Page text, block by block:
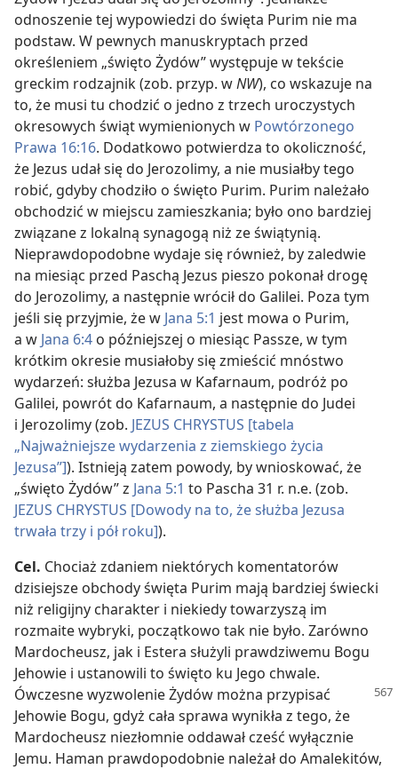
odnoszenie tej wypowiedzi do święta Purim nie ma
podstaw. W pewnych manuskryptach przed
określeniem „święto Żydów” występuje w tekście
greckim rodzajnik (zob. przyp. wNW), co wskazuje na
to, że musi tu chodzić o jedno z trzech uroczystych
okresowych świąt wymienionych w Powtórzonego
Prawa 16:16. Dodatkowo potwierdza to okoliczność,
że Jezus udał się do Jerozolimy, a nie musiałby tego
robić, gdyby chodziło o święto Purim. Purim należało
obchodzić w miejscu zamieszkania; było ono bardziej
związane z lokalną synagogą niż ze świątynią.
Nieprawdopodobne wydaje się również, by zaledwie
na miesiąc przed Paschą Jezus pieszo pokonał drogę
do Jerozolimy, a następnie wrócił do Galilei. Poza tym
jeśli się przyjmie, że w Jana 5:1 jest mowa o Purim,
a w Jana 6:4 o późniejszej o miesiąc Passze, w tym
krótkim okresie musiałoby się zmieścić mnóstwo
wydarzeń: służba Jezusa w Kafarnaum, podróż po
Galilei, powrót do Kafarnaum, a następnie do Judei
i Jerozolimy (zob. JEZUS CHRYSTUS [tabela
„Najważniejsze wydarzenia z ziemskiego życia
Jezusa”]). Istnieją zatem powody, by wnioskować, że
„święto Żydów” z Jana 5:1 to Pascha 31 r. n.e. (zob.
JEZUS CHRYSTUS [Dowody na to, że służba Jezusa
trwała trzy i pół roku]).
Cel. Chociaż zdaniem niektórych komentatorów
dzisiejsze obchody święta Purim mają bardziej świecki
niż religijny charakter i niekiedy towarzyszą im
rozmaite wybryki, początkowo tak nie było. Zarówno
Mardocheusz, jak i Estera służyli prawdziwemu Bogu
Jehowie i ustanowili to święto ku Jego chwale.
Ówczesne wyzwolenie Żydów można przypisać
Jehowie Bogu, gdyż cała sprawa wynikła z tego, że
Mardocheusz niezłomnie oddawał cześć wyłącznie
Jemu. Haman prawdopodobnie należał do Amalekitów,